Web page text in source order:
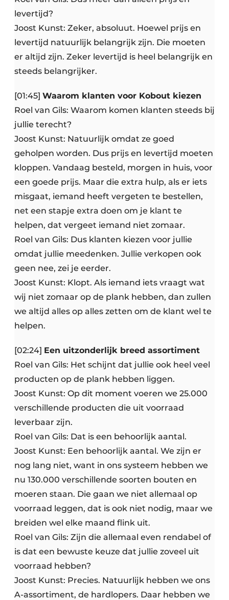
levertijd?
Joost Kunst: Zeker, absoluut. Hoewel prijs en
levertijd natuurlijk belangrijk zijn. Die moeten
er altijd zijn. Zeker levertijd is heel belangrijk en
steeds belangrijker.
[01:45] Waarom klanten voor Kobout kiezen
Roel van Gils: Waarom komen klanten steeds bij
jullie terecht?
Joost Kunst: Natuurlijk omdat ze goed
geholpen worden. Dus prijs en levertijd moeten
kloppen. Vandaag besteld, morgen in huis, voor
een goede prijs. Maar die extra hulp, als er iets
misgaat, iemand heeft vergeten te bestellen,
net een stapje extra doen om je klant te
helpen, dat vergeet iemand niet zomaar.
Roel van Gils: Dus klanten kiezen voor jullie
omdat jullie meedenken. Jullie verkopen ook
geen nee, zei je eerder.
Joost Kunst: Klopt. Als iemand iets vraagt wat
wij niet zomaar op de plank hebben, dan zullen
we altijd alles op alles zetten om de klant wel te
helpen.
[02:24] Een uitzonderlijk breed assortiment
Roel van Gils: Het schijnt dat jullie ook heel veel
producten op de plank hebben liggen.
Joost Kunst: Op dit moment voeren we 25.000
verschillende producten die uit voorraad
leverbaar zijn.
Roel van Gils: Dat is een behoorlijk aantal.
Joost Kunst: Een behoorlijk aantal. We zijn er
nog lang niet, want in ons systeem hebben we
nu 130.000 verschillende soorten bouten en
moeren staan. Die gaan we niet allemaal op
voorraad leggen, dat is ook niet nodig, maar we
breiden wel elke maand flink uit.
Roel van Gils: Zijn die allemaal even rendabel of
is dat een bewuste keuze dat jullie zoveel uit
voorraad hebben?
Joost Kunst: Precies. Natuurlijk hebben we ons
A-assortiment, de hardlopers. Daar hebben we